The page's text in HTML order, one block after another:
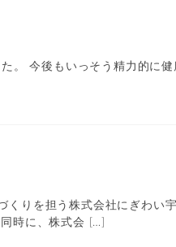
。 今後もいっそう精力的に
くりを担う株式会社にぎわい
時に、株式会 […]